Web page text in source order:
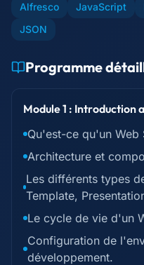
Alfresco JavaScript
JSON
Programme
Module 1 : Introduction
Qu'est-ce qu'un Web
Architecture et
Les différents types
Template,
Le cycle de vie d'un
Configuration de
développement.